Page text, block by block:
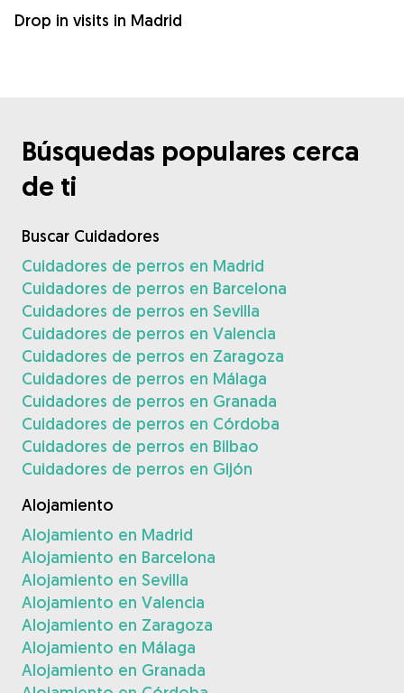
Drop in visits in Madrid
Búsquedas populares cerca
de ti
Buscar Cuidadores
Cuidadores de perros en Madrid
Cuidadores de perros en Barcelona
Cuidadores de perros en Sevilla
Cuidadores de perros en Valencia
Cuidadores de perros en Zaragoza
Cuidadores de perros en Málaga
Cuidadores de perros en Granada
Cuidadores de perros en Córdoba
Cuidadores de perros en Bilbao
Cuidadores de perros en Gijón
Alojamiento
Alojamiento en Madrid
Alojamiento en Barcelona
Alojamiento en Sevilla
Alojamiento en Valencia
Alojamiento en Zaragoza
Alojamiento en Málaga
Alojamiento en Granada